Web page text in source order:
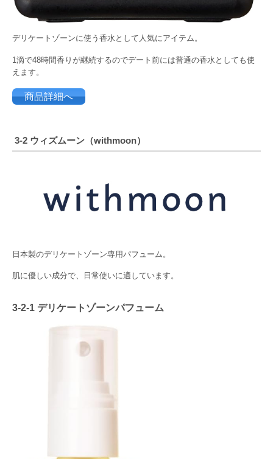
デリケートゾーンに使う香水として人気にアイテム。
1 滴で48時間香りが継続するのでデート前には普通の香水としても使
えます。
商品詳細へ
3-2 ウィズムーン（withmoon）
日本製のデリケートゾーン専用パフューム。
肌に優しい成分で、日常使いに適しています。
3-2-1 デリケートゾーンパフューム